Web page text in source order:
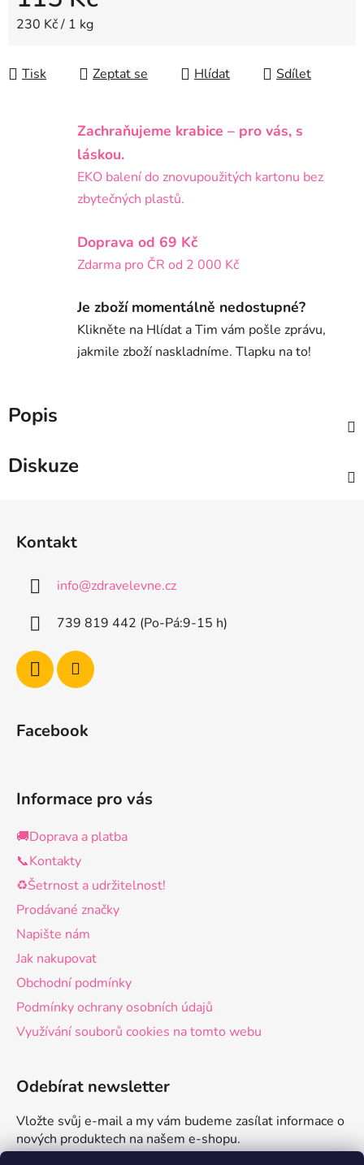
Měrná cena:
230 Kč / 1 kg
Tisk Zeptat se Hlídat Sdílet
Zachraňujeme krabice – pro vás, s
láskou.
EKO balení do znovupoužitých kartonu bez
zbytečných plastů.
Doprava od 69 Kč
Zdarma pro ČR od 2 000 Kč
Je zboží momentálně nedostupné?
Klikněte na Hlídat a Tim vám pošle zprávu,
jakmile zboží naskladníme. Tlapku na to!
Popis
Diskuze
Kontakt
info@zdravelevne.cz
739 819 442 (Po-Pá:9-15 h)
Facebook
Informace pro vás
🚚Doprava a platba
📞Kontakty
♻️Šetrnost a udržitelnost!
Prodávané značky
Napište nám
Jak nakupovat
Obchodní podmínky
Podmínky ochrany osobních údajů
Využívání souborů cookies na tomto webu
Odebírat newsletter
Vložte svůj e-mail a my vám budeme zasílat informace o
nových produktech na našem e-shopu.